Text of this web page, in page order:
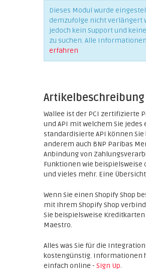
Dieses Modul wurde
demzufolge nicht verlängert
jedoch kein Support und
zu suchen. Alle
erfahren
Artikelbeschreibung
Wallee ist der PCI zertifizierte
und API mit welchem Sie
standardisierte API können
anderem auch BNP Paribas
Anbindung von
Funktionen wie
und vieles mehr. Eine
Wenn Sie einen Shopify Shop
mit Ihrem Shopify Shop
Sie beispielsweise
Maestro.
Alles was Sie für die
kostengünstig. Informationen
einfach online - Sign Up.